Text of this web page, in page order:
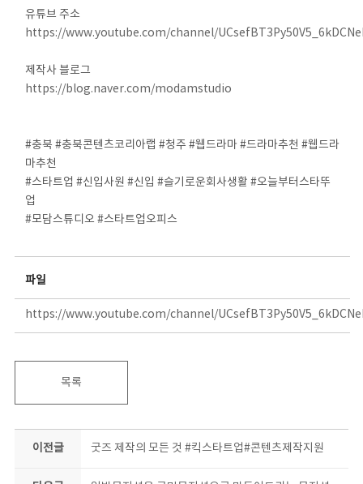
유튜브 주소
https://www.youtube.com/channel/
제작사 블로그
https://blog.naver.com/modamstudio
#충북 #충북콘텐츠코리아랩 #청주 #웹드라마 #드라마추천 #웹드라
마추천
#스타트업 #신입사원 #신입 #슬기로운회사생활 #오늘부터스타뚜
업
#모담스튜디오 #스타트업오피스
파일
https://www.youtube.com/channel/
목록
이전글 굿즈 제작의 모든 것 #킥스타트업#콘텐츠제작지원